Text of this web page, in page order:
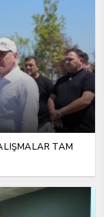
TAM